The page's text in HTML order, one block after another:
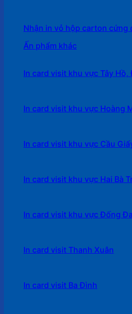
Nhận in vỏ hộp carton cứng
Ấn phẩm khác
In card visit khu vực Tây Hồ,
In card visit khu vực Hoàng
In card visit khu vực Cầu
In card visit khu vực Hai Bà
In card visit khu vực Đống Đa
In card visit Thanh Xuân
In card visit Ba Đình